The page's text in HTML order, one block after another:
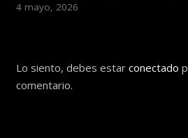
4 mayo, 2026
Lo siento, debes estar conectado
comentario.